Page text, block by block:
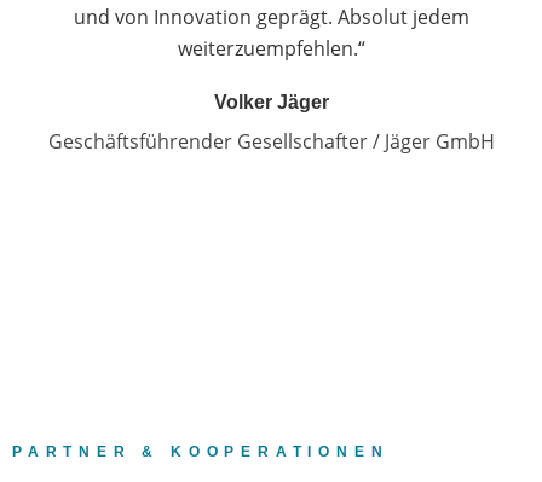
und von Innovation geprägt. Absolut jedem
weiterzuempfehlen.“
Volker Jäger
Geschäftsführender Gesellschafter / Jäger GmbH
PARTNER & KOOPERATIONEN